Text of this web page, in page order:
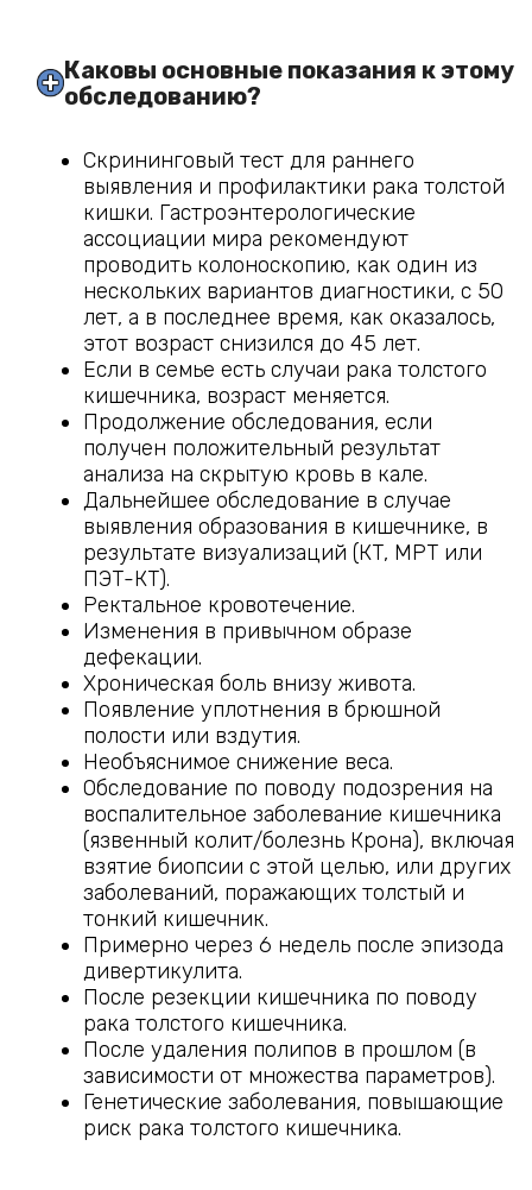
Каковы основные показания к этому
обследованию?
Скрининговый тест для раннего
выявления и профилактики рака толстой
кишки. Гастроэнтерологические
ассоциации мира рекомендуют
проводить колоноскопию, как один из
нескольких вариантов диагностики, с 50
лет, а в последнее время, как оказалось,
этот возраст снизился до 45 лет.
Если в семье есть случаи рака толстого
кишечника, возраст меняется.
Продолжение обследования, если
получен положительный результат
анализа на скрытую кровь в кале.
Дальнейшее обследование в случае
выявления образования в кишечнике, в
результате визуализаций (КТ, МРТ или
ПЭТ-КТ).
Ректальное кровотечение.
Изменения в привычном образе
дефекации.
Хроническая боль внизу живота.
Появление уплотнения в брюшной
полости или вздутия.
Необъяснимое снижение веса.
Обследование по поводу подозрения на
воспалительное заболевание кишечника
(язвенный колит/болезнь Крона), включая
взятие биопсии с этой целью, или других
заболеваний, поражающих толстый и
тонкий кишечник.
Примерно через 6 недель после эпизода
дивертикулита.
После резекции кишечника по поводу
рака толстого кишечника.
После удаления полипов в прошлом (в
зависимости от множества параметров).
Генетические заболевания, повышающие
риск рака толстого кишечника.